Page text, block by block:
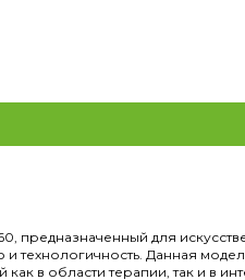
предназначенный для
и технологичность. Данная
в области терапии, так и в